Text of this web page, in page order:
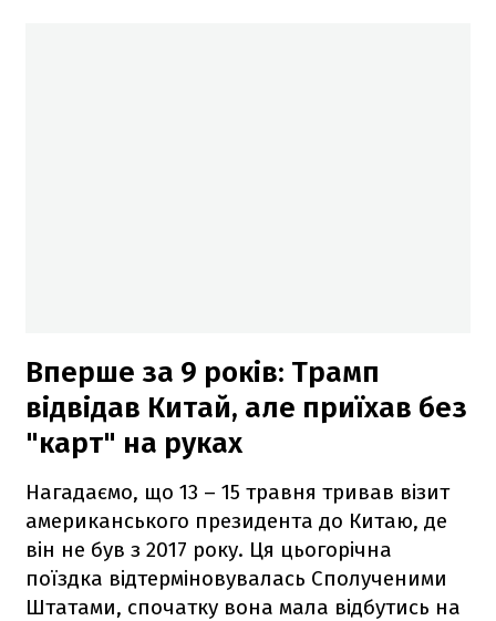
Вперше за 9 років: Трамп
відвідав Китай, але приїхав без
"карт" на руках
Нагадаємо, що 13 – 15 травня тривав візит
американського президента до Китаю, де
він не був з 2017 року. Ця цьогорічна
поїздка відтерміновувалась Сполученими
Штатами, спочатку вона мала відбутись на